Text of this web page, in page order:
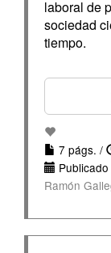
laboral de
sociedad
tiempo.
7 págs. /
Publicado
Ramón